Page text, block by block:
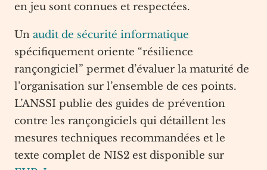
en jeu sont connues et respectées.
Un audit de sécurité informatique
spécifiquement oriente “résilience
rançongiciel” permet d’évaluer la maturité de
l’organisation sur l’ensemble de ces points.
L’ANSSI publie des guides de prévention
contre les rançongiciels qui détaillent les
mesures techniques recommandées et le
texte complet de NIS2 est disponible sur